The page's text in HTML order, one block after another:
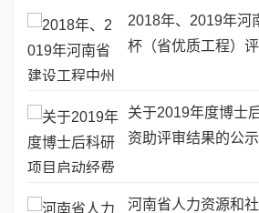
2018年、2019年河
杯（省优质工程）
关于2019年度博士
资助评审结果的公示
河南省人力资源和